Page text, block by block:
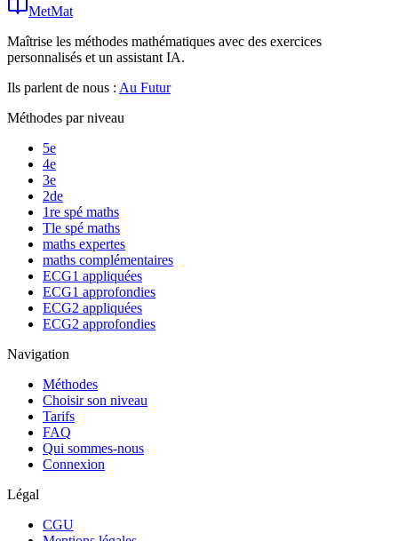
MetMat
Maîtrise les méthodes mathématiques avec des exercices
personnalisés et un assistant IA.
Ils parlent de nous : Au Futur
Méthodes par niveau
5e
4e
3e
2de
1re spé maths
Tle spé maths
maths expertes
maths complémentaires
ECG1 appliquées
ECG1 approfondies
ECG2 appliquées
ECG2 approfondies
Navigation
Méthodes
Choisir son niveau
Tarifs
FAQ
Qui sommes-nous
Connexion
Légal
CGU